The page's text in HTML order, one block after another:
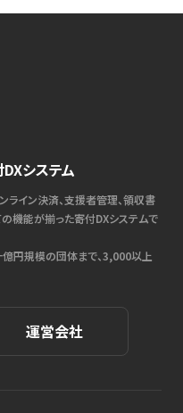
システム
ライン決済、支援者管理、領収書
機能が揃った寄付DXシステムで
円規模の団体まで、3,000以上
運営会社